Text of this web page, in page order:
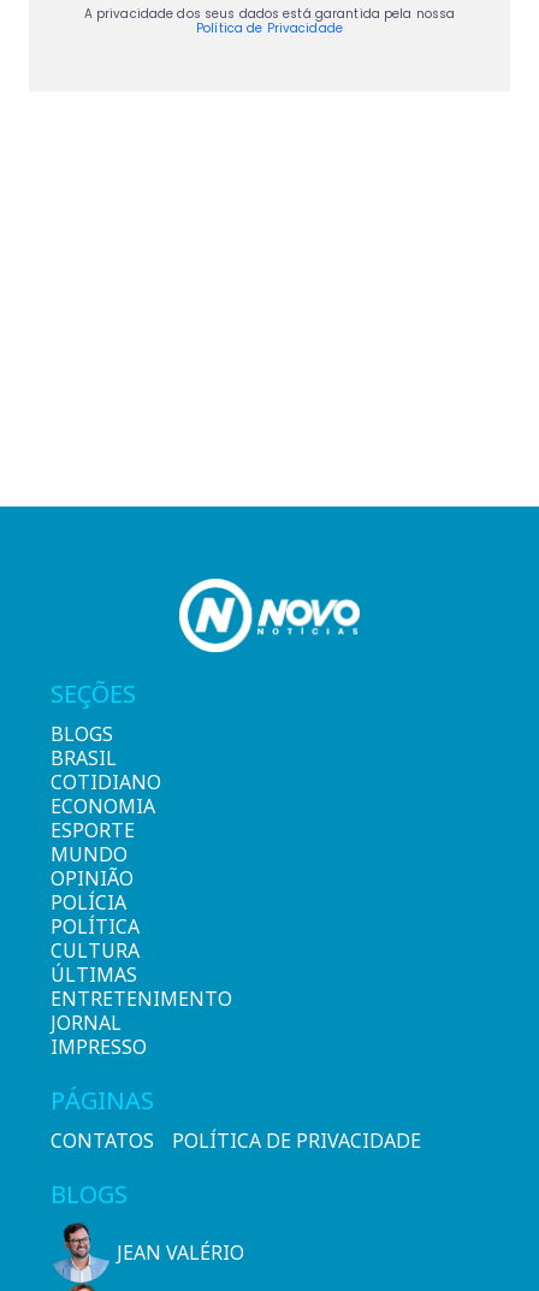
A privacidade dos seus dados está garantida pela nossa
Política de Privacidade
SEÇÕES
BLOGS
BRASIL
COTIDIANO
ECONOMIA
ESPORTE
MUNDO
OPINIÃO
POLÍCIA
POLÍTICA
CULTURA
ÚLTIMAS
ENTRETENIMENTO
JORNAL
IMPRESSO
PÁGINAS
CONTATOS POLÍTICA DE PRIVACIDADE
BLOGS
JEAN VALÉRIO